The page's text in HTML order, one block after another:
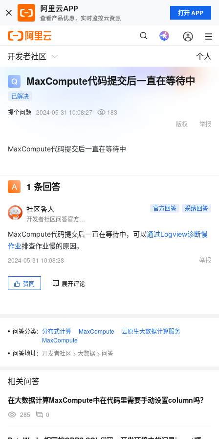
打开 APP
开发者社区 个人
MaxCompute代码提交后一直在等待中
已解决
提个问题 2024-05-31 10:08:27
183
举报
版权
MaxCompute代码提交后一直在等待中
1 条回答
社区答人 官方回答 采纳回答
MaxCompute代码提交后一直在等待中，可以通过Logview诊断慢
作业排查作业慢的原因。
2024-05-31 10:08:28
举报
赞同 展开评论
问答分类： 分布式计算 MaxCompute
云原生大数据计算服务
MaxCompute
问答地址： 开发者社区 > 大数据 > 问答
相关问答
在大数据计算MaxCompute中在代码里需要手动设置column吗？
285 0